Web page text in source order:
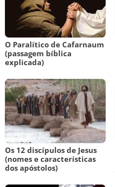
O Paralítico de Cafarnaum
(passagem bíblica
explicada)
Os 12 discípulos de Jesus
(nomes e características
dos apóstolos)